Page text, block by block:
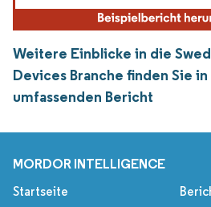
Weitere Einblicke in die
Devices Branche finden Sie
umfassenden Bericht
MORDOR INTELLIGENCE
Startseite